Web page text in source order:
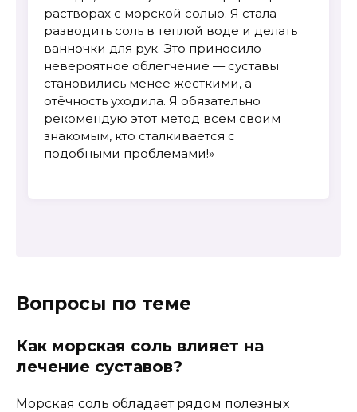
растворах с морской солью. Я стала
разводить соль в теплой воде и делать
ванночки для рук. Это приносило
невероятное облегчение — суставы
становились менее жесткими, а
отёчность уходила. Я обязательно
рекомендую этот метод всем своим
знакомым, кто сталкивается с
подобными проблемами!»
Вопросы по теме
Как морская соль влияет на
лечение суставов?
Морская соль обладает рядом полезных